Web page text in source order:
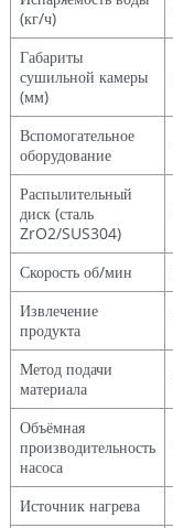
(кг/ч)
Габариты
сушильной камеры
(мм)
Вспомогательное
оборудование
Распылительный
диск (сталь
ZrO2/SUS304)
Скорость об/мин
Извлечение
продукта
Метод подачи
материала
Объёмная
производительность
насоса
Источник нагрева